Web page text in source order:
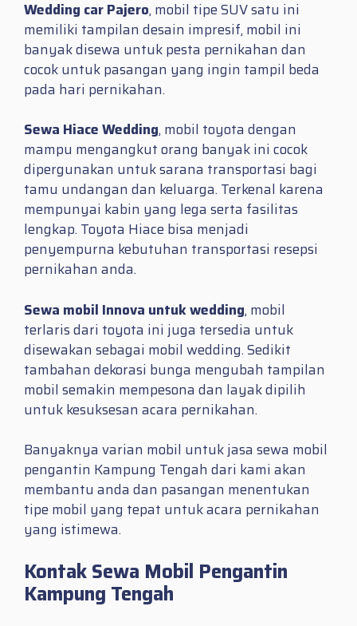
Wedding car Pajero, mobil tipe SUV satu ini
memiliki tampilan desain impresif, mobil ini
banyak disewa untuk pesta pernikahan dan
cocok untuk pasangan yang ingin tampil beda
pada hari pernikahan.
Sewa Hiace Wedding, mobil toyota dengan
mampu mengangkut orang banyak ini cocok
dipergunakan untuk sarana transportasi bagi
tamu undangan dan keluarga. Terkenal karena
mempunyai kabin yang lega serta fasilitas
lengkap. Toyota Hiace bisa menjadi
penyempurna kebutuhan transportasi resepsi
pernikahan anda.
Sewa mobil Innova untuk wedding, mobil
terlaris dari toyota ini juga tersedia untuk
disewakan sebagai mobil wedding. Sedikit
tambahan dekorasi bunga mengubah tampilan
mobil semakin mempesona dan layak dipilih
untuk kesuksesan acara pernikahan.
Banyaknya varian mobil untuk jasa sewa mobil
pengantin Kampung Tengah dari kami akan
membantu anda dan pasangan menentukan
tipe mobil yang tepat untuk acara pernikahan
yang istimewa.
Kontak Sewa Mobil Pengantin
Kampung Tengah